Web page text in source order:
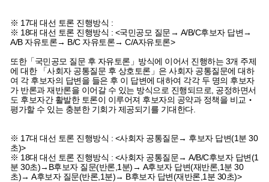
※ 17대 대선 토론 진행방식 :
※ 18대 대선 토론 진행방식 : <국민공모 질문→ A/B/C후보자 답변→
A/B 자유토론→ B/C 자유토론→ C/A자유토론>
또한「국민공모 질문 후 자유토론」방식에 이어서 진행하는 3개 주제
에 대한 「사회자 공통질문 후 상호토론」은 사회자 공통질문에 대하
여 각 후보자의 답변을 들은 후 이 답변에 대하여 각각 두 명의 후보자
가 반론과 재반론을 이어갈 수 있는 방식으로 진행되므로, 공정하면서
도 후보자간 활발한 토론이 이루어져 후보자의 공약과 정책을 비교‧
평가할 수 있는 충분한 기회가 제공되기를 기대한다.
※ 17대 대선 토론 진행방식 : <사회자 공통질문→ 후보자 답변(1분 30
초)>
※ 18대 대선 토론 진행방식 : <사회자 공통질문→ A/B/C후보자 답변(1
분 30초)→B후보자 질문(반론,1분)→ A후보자 답변(재반론,1분 30
초)→ A후보자 질문(반론,1분)→ B후보자 답변(재반론,1분 30초)>